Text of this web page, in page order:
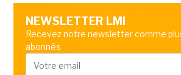
NEWSLETTER LMI
Recevez notre newsletter comme
abonnés